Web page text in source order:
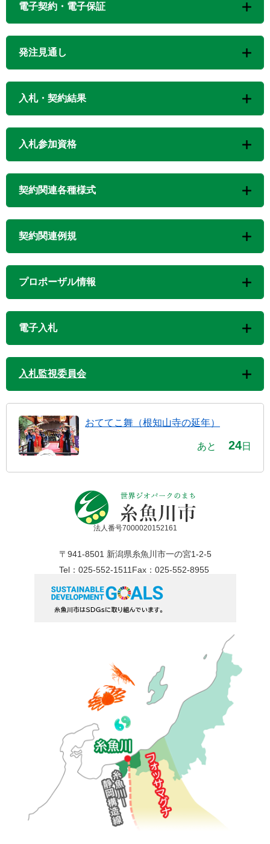
電子契約・電子保証
発注見通し
入札・契約結果
入札参加資格
契約関連各種様式
契約関連例規
プロポーザル情報
電子入札
入札監視委員会
おててこ舞（根知山寺の延年）
あと 24日
法人番号7000020152161
〒941-8501 新潟県糸魚川市一の宮1-2-5
Tel：025-552-1511 Fax：025-552-8955